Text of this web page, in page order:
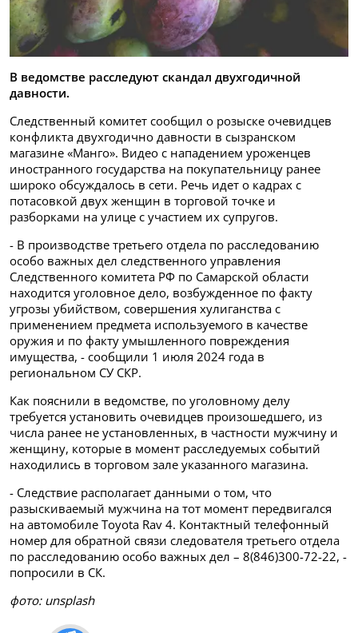
В ведомстве расследуют скандал двухгодичной
давности.
Следственный комитет сообщил о розыске очевидцев
конфликта двухгодично давности в сызранском
магазине «Манго». Видео с нападением уроженцев
иностранного государства на покупательницу ранее
широко обсуждалось в сети. Речь идет о кадрах с
потасовкой двух женщин в торговой точке и
разборками на улице с участием их супругов.
- В производстве третьего отдела по расследованию
особо важных дел следственного управления
Следственного комитета РФ по Самарской области
находится уголовное дело, возбужденное по факту
угрозы убийством, совершения хулиганства с
применением предмета используемого в качестве
оружия и по факту умышленного повреждения
имущества, - сообщили 1 июля 2024 года в
региональном СУ СКР.
Как пояснили в ведомстве, по уголовному делу
требуется установить очевидцев произошедшего, из
числа ранее не установленных, в частности мужчину и
женщину, которые в момент расследуемых событий
находились в торговом зале указанного магазина.
- Следствие располагает данными о том, что
разыскиваемый мужчина на тот момент передвигался
на автомобиле Toyota Rav 4. Контактный телефонный
номер для обратной связи следователя третьего отдела
по расследованию особо важных дел – 8(846)300-72-22, -
попросили в СК.
фото: unsplash